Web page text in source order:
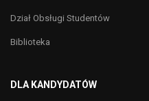
Dział Obsługi Studentów
Biblioteka
DLA KANDYDATÓW